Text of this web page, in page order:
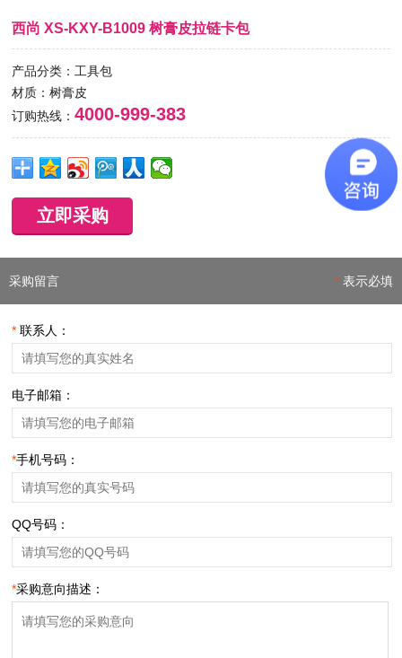
西尚 XS-KXY-B1009 树膏皮拉链卡包
产品分类：工具包
材质：树膏皮
订购热线：4000-999-383
立即采购
采购留言 * 表示必填
* 联系人：
电子邮箱：
*手机号码：
QQ号码：
*采购意向描述：